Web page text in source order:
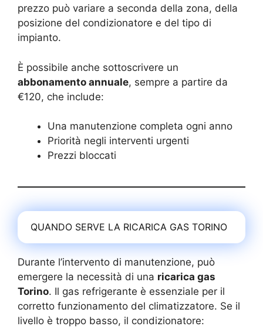
prezzo può variare a seconda della zona, della
posizione del condizionatore e del tipo di
impianto.
È possibile anche sottoscrivere un
abbonamento annuale, sempre a partire da
€120, che include:
Una manutenzione completa ogni anno
Priorità negli interventi urgenti
Prezzi bloccati
QUANDO SERVE LA RICARICA GAS TORINO
Durante l’intervento di manutenzione, può
emergere la necessità di una ricarica gas
Torino. Il gas refrigerante è essenziale per il
corretto funzionamento del climatizzatore. Se il
livello è troppo basso, il condizionatore: